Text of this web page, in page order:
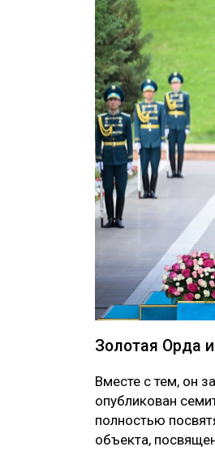
Золотая Орда
Вместе с тем, он
опубликован
полностью
объекта,